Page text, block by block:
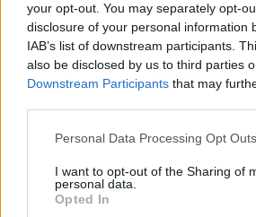
your opt-out. You may separately opt-
disclosure of your personal information
IAB’s list of downstream participants.
also be disclosed by us to third parties
Downstream Participants that may
Please note that this website/app uses
not limited to your visit or usage
grant or deny consent to Google and its
use your data for below specified
Personal Data Processing Opt Outs
I want to opt-out of the Sharing of
personal data.
Opted In
Με αφορμή την κυκλοφορία του
Young», η Miley μοιράστηκε
παρασκήνια από την καριέρα